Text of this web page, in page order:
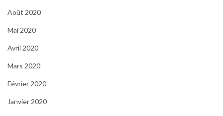
Août 2020
Mai 2020
Avril 2020
Mars 2020
Février 2020
Janvier 2020